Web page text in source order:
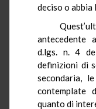
deciso o abbia
antecedente
d.lgs. n. 4
definizioni di
secondaria,
contemplate
quanto di